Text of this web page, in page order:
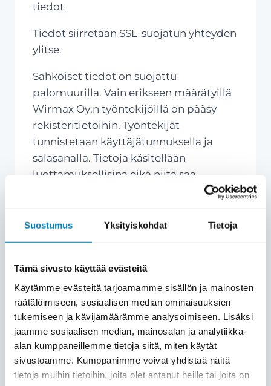
Suostumus Yksityiskohdat Tietoja
Tämä sivusto käyttää evästeitä
Käytämme evästeitä tarjoamamme sisällön ja mainosten
räätälöimiseen, sosiaalisen median ominaisuuksien
tukemiseen ja kävijämäärämme analysoimiseen. Lisäksi
jaamme sosiaalisen median, mainosalan ja analytiikka-
alan kumppaneillemme tietoja siitä, miten käytät
sivustoamme. Kumppanimme voivat yhdistää näitä
tietoja muihin tietoihin, joita olet antanut heille tai joita on
tiedot
Tiedot siirretään SSL-suojatun yhteyden
ylitse.
Sähköiset tiedot on suojattu
palomuurilla. Vain erikseen määrätyillä
Wirmax Oy:n työntekijöillä on pääsy
rekisteritietoihin. Työntekijät
tunnistetaan käyttäjätunnuksella ja
salasanalla. Tietoja käsitellään
luottamuksellisina eikä niitä saa
ilmaista muille kuin niitä työssään
tarvitseville, joita sitoo
salassapitovelvollisuus.
Tarkastus- ja kielto-oikeus
Rekisteröidyllä on oikeus tarkastaa,
mitä häntä koskevia tietoja
henkilötietorekisteriin on talletettu.
Kirjallinen tarkastuspyyntö tulee
lähettää allekirjoitettuna